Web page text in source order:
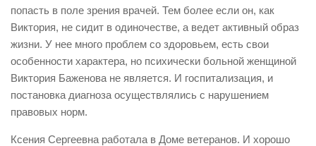
попасть в поле зрения врачей. Тем более если он, как
Виктория, не сидит в одиночестве, а ведет активный образ
жизни. У нее много проблем со здоровьем, есть свои
особенности характера, но психически больной женщиной
Виктория Баженова не является. И госпитализация, и
постановка диагноза осуществлялись с нарушением
правовых норм.
Ксения Сергеевна работала в Доме ветеранов. И хорошо